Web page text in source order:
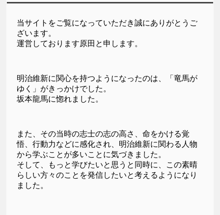
当サイトをご覧になっていただき誠にありがとうご
ざいます。
運営しております原田と申します。
明治維新に関心を持つようになったのは、「竜馬が
ゆく」がきっかけでした。
坂本龍馬に惚れました。
また、その当時の志士の志の高さ、命をかける覚
悟、行動力などに感化され、明治維新に関わる人物
から学ぶことが多いことに気づきました。
そして、もっと学びたいと思うと同時に、この素晴
らしい方々のことを発信したいと考えるようになり
ました。